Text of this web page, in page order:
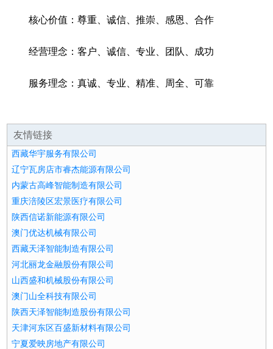
核心价值：尊重、诚信、推崇、感恩、合作
经营理念：客户、诚信、专业、团队、成功
服务理念：真诚、专业、精准、周全、可靠
友情链接
西藏华宇服务有限公司
辽宁瓦房店市睿杰能源有限公司
内蒙古高峰智能制造有限公司
重庆涪陵区宏景医疗有限公司
陕西信诺新能源有限公司
澳门优达机械有限公司
西藏天泽智能制造有限公司
河北丽龙金融股份有限公司
山西盛和机械股份有限公司
澳门山全科技有限公司
陕西天泽智能制造股份有限公司
天津河东区百盛新材料有限公司
宁夏爱映房地产有限公司